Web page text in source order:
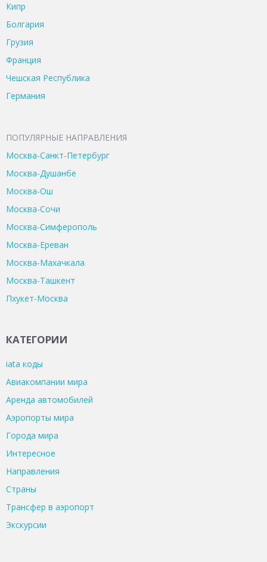
Кипр
Болгария
Грузия
Франция
Чешская Республика
Германия
ПОПУЛЯРНЫЕ НАПРАВЛЕНИЯ
Москва-Санкт-Петербург
Москва-Душанбе
Москва-Ош
Москва-Сочи
Москва-Симферополь
Москва-Ереван
Москва-Махачкала
Москва-Ташкент
Пхукет-Москва
КАТЕГОРИИ
iata коды
Авиакомпании мира
Аренда автомобилей
Аэропорты мира
Города мира
Интересное
Направления
Страны
Трансфер в аэропорт
Экскурсии